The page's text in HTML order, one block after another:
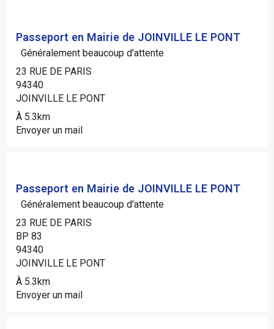
Passeport en Mairie de JOINVILLE LE PONT
Généralement beaucoup d'attente
23 RUE DE PARIS
94340
JOINVILLE LE PONT
À 5.3km
Envoyer un mail
Passeport en Mairie de JOINVILLE LE PONT
Généralement beaucoup d'attente
23 RUE DE PARIS
BP 83
94340
JOINVILLE LE PONT
À 5.3km
Envoyer un mail